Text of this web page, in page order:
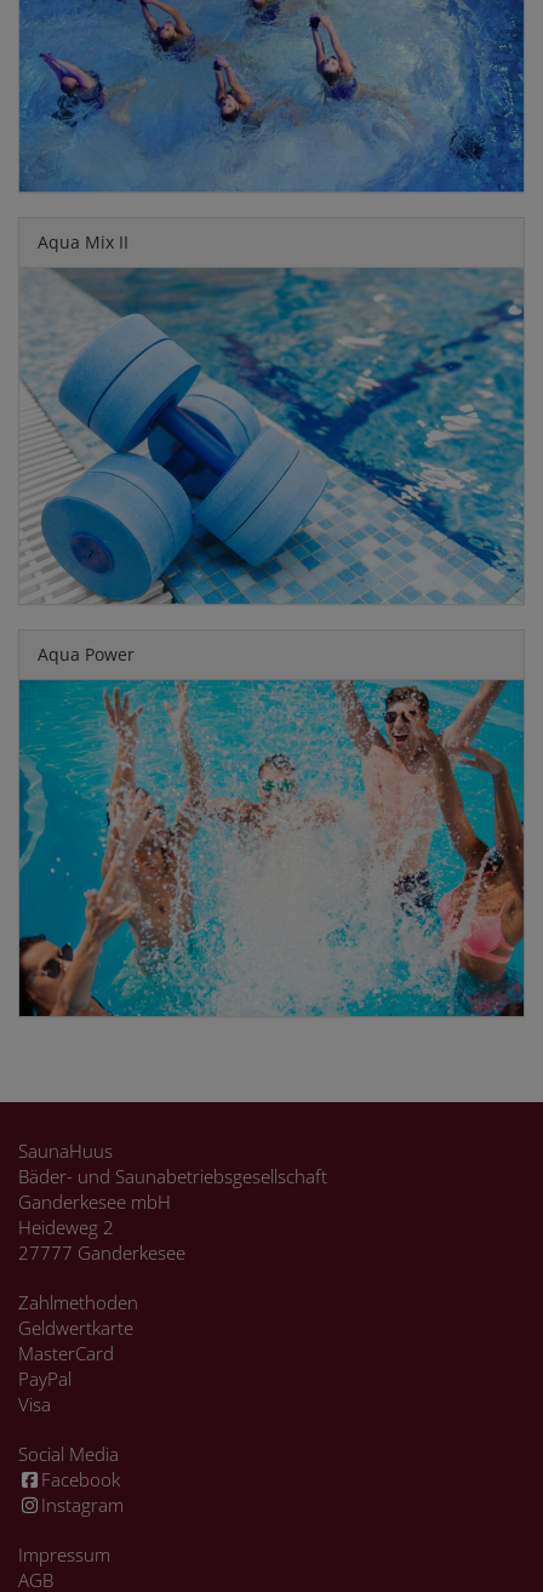
Aqua Mix II
Aqua Power
SaunaHuus
Bäder- und Saunabetriebsgesellschaft
Ganderkesee mbH
Heideweg 2
27777 Ganderkesee
Zahlmethoden
Geldwertkarte
MasterCard
PayPal
Visa
Social Media
Facebook
Instagram
Impressum
AGB